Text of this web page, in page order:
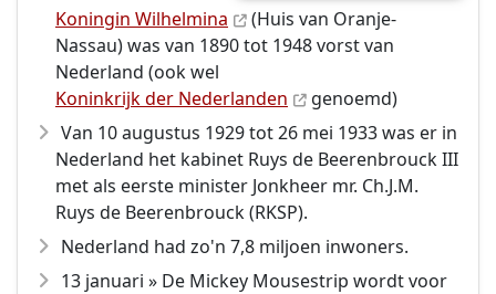
Koningin Wilhelmina
(Huis van Oranje-
Nassau) was van 1890 tot 1948 vorst van
Nederland (ook wel
Koninkrijk der Nederlanden
genoemd)
Van 10 augustus 1929 tot 26 mei 1933 was er in
Nederland het kabinet Ruys de Beerenbrouck III
met als eerste minister Jonkheer mr. Ch.J.M.
Ruys de Beerenbrouck (RKSP).
Nederland had zo'n 7,8 miljoen inwoners.
13 januari » De Mickey Mousestrip wordt voor